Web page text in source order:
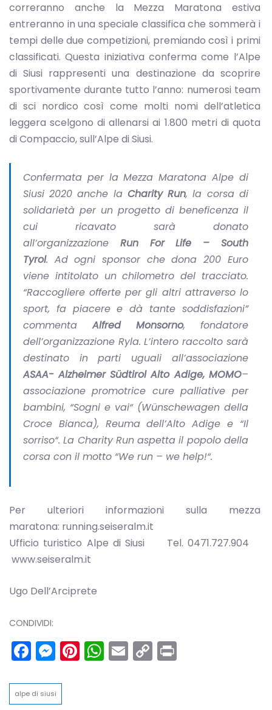
correranno anche la Mezza Maratona estiva
entreranno in una speciale classifica che sommerà i
tempi delle due competizioni, premiando così i primi
classificati. Questa iniziativa conferma come l’Alpe
di Siusi rappresenti una destinazione da scoprire
sportivamente durante tutto l’anno: numerosi team
di sci nordico così come molti nomi dell’atletica
leggera scelgono di allenarsi ai 1.800 metri di quota
di Compaccio, sull’Alpe di Siusi.
Confermata per la Mezza Maratona Alpe di
Siusi 2020 anche la Charity Run, la corsa di
solidarietà per un progetto di beneficenza il
cui ricavato sarà donato
all’organizzazione Run For Life – South
Tyrol. Ad ogni sponsor che dona 200 Euro
viene intitolato un chilometro del tracciato.
“Raccogliere offerte per gli altri attraverso lo
sport, fa piacere e dà tante soddisfazioni”
commentaAlfred Monsorno, fondatore
dell’organizzazione Ryla. L’intero raccolto sarà
destinato in parti uguali all’associazione
ASAA- Alzheimer Südtirol Alto Adige, MOMO–
associazione promotrice cure palliative per
bambini, “Sogni e vai“ (Wünschewagen della
Croce Bianca), Reuma dell’Alto Adige e “Il
sorriso“. La Charity Run aspetta il popolo della
corsa con il motto “We run – we help!“.
Per ulteriori informazioni sulla mezza
maratona: running.seiseralm.it
Ufficio turistico Alpe di Siusi Tel. 0471.727.904
www.seiseralm.it
Ugo Dell’Arciprete
CONDIVIDI:
Facebook
Messenger
Pinterest
WhatsApp
Email
Copy
Link
alpe di siusi